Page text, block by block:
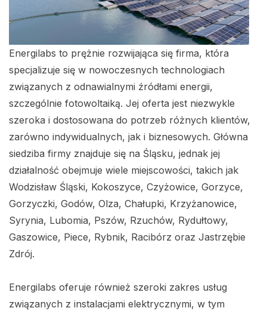
Energilabs to prężnie rozwijająca się firma, która
specjalizuje się w nowoczesnych technologiach
związanych z odnawialnymi źródłami energii,
szczególnie fotowoltaiką. Jej oferta jest niezwykle
szeroka i dostosowana do potrzeb różnych klientów,
zarówno indywidualnych, jak i biznesowych. Główna
siedziba firmy znajduje się na Śląsku, jednak jej
działalność obejmuje wiele miejscowości, takich jak
Wodzisław Śląski, Kokoszyce, Czyżowice, Gorzyce,
Gorzyczki, Godów, Olza, Chałupki, Krzyżanowice,
Syrynia, Lubomia, Pszów, Rzuchów, Rydułtowy,
Gaszowice, Piece, Rybnik, Racibórz oraz Jastrzębie
Zdrój.
Energilabs oferuje również szeroki zakres usług
związanych z instalacjami elektrycznymi, w tym